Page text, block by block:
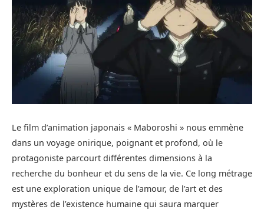
Le film d’animation japonais « Maboroshi » nous emmène
dans un voyage onirique, poignant et profond, où le
protagoniste parcourt différentes dimensions à la
recherche du bonheur et du sens de la vie. Ce long métrage
est une exploration unique de l’amour, de l’art et des
mystères de l’existence humaine qui saura marquer